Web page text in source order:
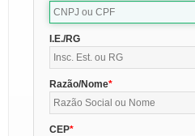
I.E./RG
Razão/Nome
CEP